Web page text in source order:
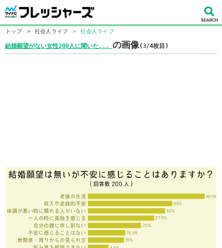
トップ > 社会人ライフ > 社会人ライフ
結婚願望がない女性200人に聞いた... の画像(3/4枚目)